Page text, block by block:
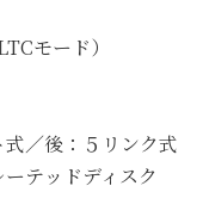
モード）
／後：５リンク式
テッドディスク